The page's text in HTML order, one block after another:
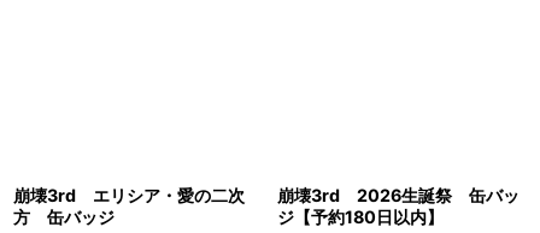
崩壊3rd エリシア・愛の二次
方 缶バッジ
崩壊3rd 2026生誕祭 缶バッ
ジ【予約180日以内】